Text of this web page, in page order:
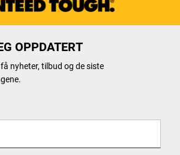
OPPDATERT
nyheter, tilbud og de siste